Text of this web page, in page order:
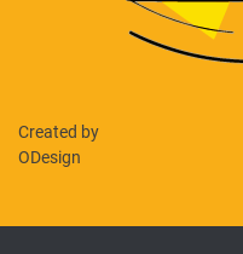
Created by
ODesign